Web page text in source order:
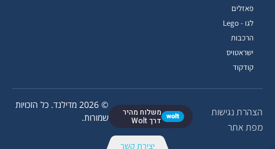
הצהרת נגישות
מפת אתר
wolt משלוח מהיר
דרך Wolt
© 2026 מדילנד. כל הזכויות
שמורות.
פאזלים
לגו - Lego
הרכבות
ישראטויס
קודקוד
יצירת קשר